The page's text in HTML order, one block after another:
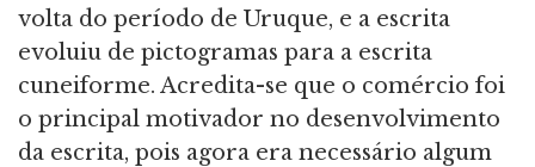
volta do período de Uruque, e a escrita
evoluiu de pictogramas para a escrita
cuneiforme. Acredita-se que o comércio foi
o principal motivador no desenvolvimento
da escrita, pois agora era necessário algum